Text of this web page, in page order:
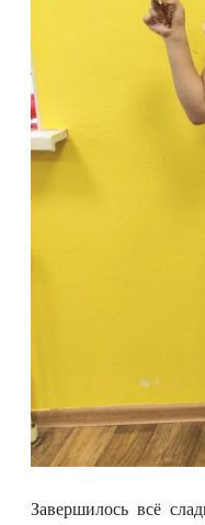
Завершилось всё